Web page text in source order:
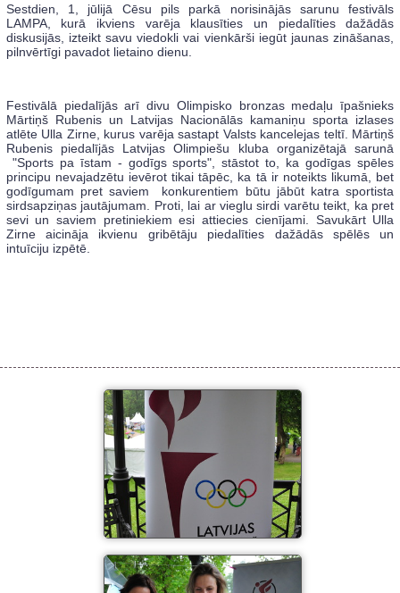
Sestdien, 1, jūlijā Cēsu pils parkā norisinājās sarunu festivāls
LAMPA, kurā ikviens varēja klausīties un piedalīties dažādās
diskusijās, izteikt savu viedokli vai vienkārši iegūt jaunas zināšanas,
pilnvērtīgi pavadot lietaino dienu.
Festivālā piedalījās arī divu Olimpisko bronzas medaļu īpašnieks
Mārtiņš Rubenis un Latvijas Nacionālās kamaniņu sporta izlases
atlēte Ulla Zirne, kurus varēja sastapt Valsts kancelejas teltī. Mārtiņš
Rubenis piedalījās Latvijas Olimpiešu kluba organizētajā sarunā
"Sports pa īstam - godīgs sports", stāstot to, ka godīgas spēles
principu nevajadzētu ievērot tikai tāpēc, ka tā ir noteikts likumā, bet
godīgumam pret saviem konkurentiem būtu jābūt katra sportista
sirdsapziņas jautājumam. Proti, lai ar vieglu sirdi varētu teikt, ka pret
sevi un saviem pretiniekiem esi attiecies cienījami. Savukārt Ulla
Zirne aicināja ikvienu gribētāju piedalīties dažādās spēlēs un
intuīciju izpētē.